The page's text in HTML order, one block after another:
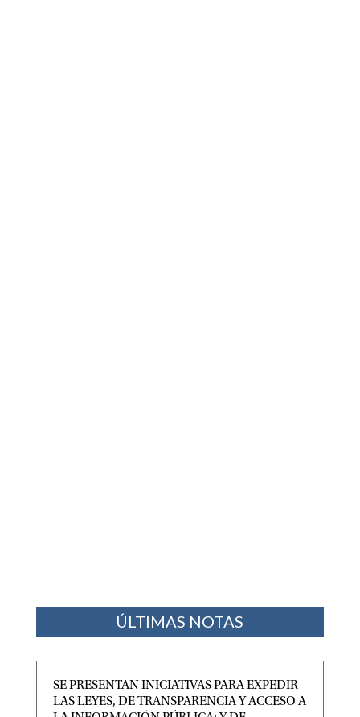
ÚLTIMAS NOTAS
SE PRESENTAN INICIATIVAS PARA EXPEDIR
LAS LEYES, DE TRANSPARENCIA Y ACCESO A